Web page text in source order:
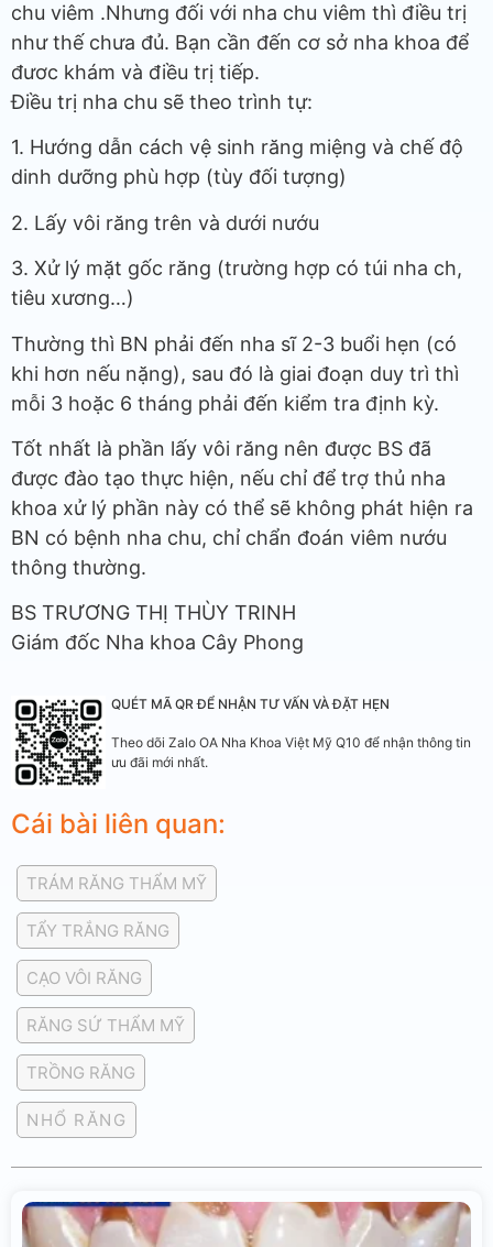
chu viêm .Nhưng đối với nha chu viêm thì điều trị
như thế chưa đủ. Bạn cần đến cơ sở nha khoa để
đươc khám và điều trị tiếp.
Điều trị nha chu sẽ theo trình tự:
1. Hướng dẫn cách vệ sinh răng miệng và chế độ
dinh dưỡng phù hợp (tùy đối tượng)
2. Lấy vôi răng trên và dưới nướu
3. Xử lý mặt gốc răng (trường hợp có túi nha ch,
tiêu xương…)
Thường thì BN phải đến nha sĩ 2-3 buổi hẹn (có
khi hơn nếu nặng), sau đó là giai đoạn duy trì thì
mỗi 3 hoặc 6 tháng phải đến kiểm tra định kỳ.
Tốt nhất là phần lấy vôi răng nên được BS đã
được đào tạo thực hiện, nếu chỉ để trợ thủ nha
khoa xử lý phần này có thể sẽ không phát hiện ra
BN có bệnh nha chu, chỉ chẩn đoán viêm nướu
thông thường.
BS TRƯƠNG THỊ THÙY TRINH
Giám đốc Nha khoa Cây Phong
QUÉT MÃ QR ĐỂ NHẬN TƯ VẤN VÀ ĐẶT HẸN
Theo dõi Zalo OA Nha Khoa Việt Mỹ Q10 để nhận thông tin
ưu đãi mới nhất.
Cái bài liên quan:
TRÁM RĂNG THẨM MỸ
TẨY TRẮNG RĂNG
CẠO VÔI RĂNG
RĂNG SỨ THẨM MỸ
TRỒNG RĂNG
NHỔ RĂNG